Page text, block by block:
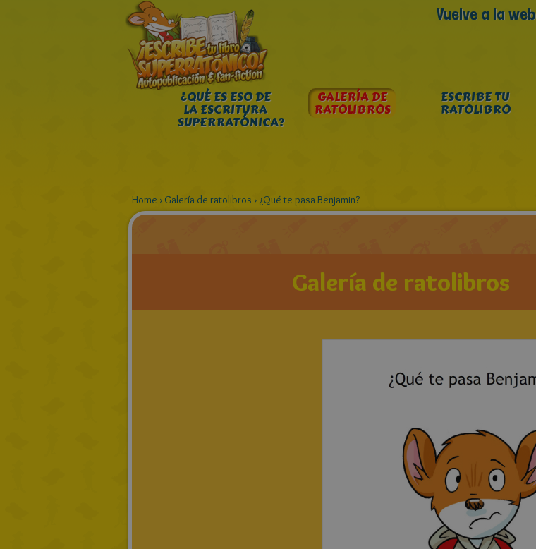
Vuelve a la web
¿QUÉ ES ESO DE
LA ESCRITURA
SUPERRATÓNICA?
GALERÍA DE
RATOLIBROS
ESCRIBE TU
RATOLIBRO
Home › Galería de ratolibros › ¿Qué te pasa Benjamin?
Galería de ratolibros